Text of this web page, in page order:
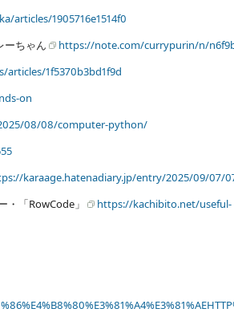
articles/1905716e1514f0
ーちゃん
https://note.com/currypurin/n/
1f5370b3bd1f9d
on
08/08/computer-python/
karaage.hatenadiary.jp/entry/2025/09/07/
・「RowCode」
https://kachibito.net/useful-